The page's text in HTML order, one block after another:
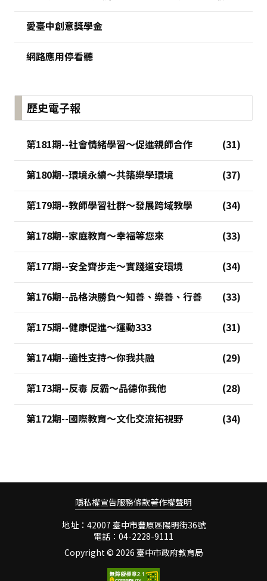
愛臺中創意獎學金
網路應用停看聽
歷史電子報
第181期--社會情緒學習～促進親師合作
第180期--環境永續～共築樂學環境
第179期--教師學習社群～發展跨域教學
第178期--家庭教育～幸福等您來
第177期--安全齊步走～實踐道安環境
第176期--品格決勝負～知善、樂善、行善
第175期--健康促進～運動333
第174期--適性支持～你我共融
第173期--反毒 反霸～品德你我他
第172期--國際教育～文化交流拓視野
隱私權宣告服務條款著作權聲明
地址：42007 臺中市豐原區陽明街36號
電話：04-2228-9111
Copyright © 2026 臺中市政府教育局